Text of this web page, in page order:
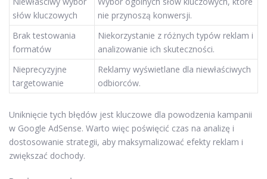
słów kluczowych
nie przynoszą konwersji.
Brak testowania
formatów
Niekorzystanie z różnych typów reklam i
analizowanie ich skuteczności.
Nieprecyzyjne
targetowanie
Reklamy wyświetlane dla niewłaściwych
odbiorców.
Uniknięcie tych błędów jest kluczowe dla powodzenia kampanii
w Google AdSense. Warto więc poświęcić czas na analizę i
dostosowanie strategii, aby maksymalizować efekty reklam i
zwiększać dochody.